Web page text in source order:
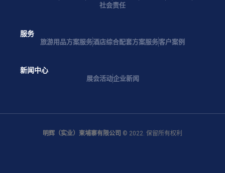
社会责任
服务
旅游用品方案服务酒店综合配套方案服务客户案例
新闻中心
展会活动企业新闻
明辉（实业）柬埔寨有限公司 © 2022. 保留所有权利